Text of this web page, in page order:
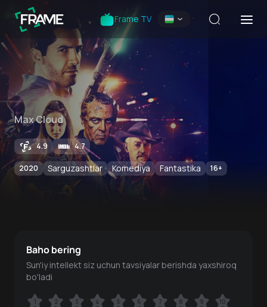
Frame TV
Max Cloud
4.9 4.7
2020 Sarguzashtlar Komediya Fantastika 16+
Baho bering
Sun'iy intellekt siz uchun tavsiyalar berishda yaxshiroq
bo'ladi
1 2 3 4 5 6 7 8 9 10
1 2 3 4 5 6 7 8 9 10